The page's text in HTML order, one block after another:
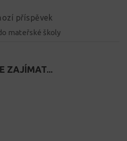
příspěvek
mateřské školy
ZAJÍMAT...